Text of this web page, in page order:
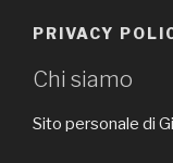
PRIVACY
Chi siamo
Sito personale di